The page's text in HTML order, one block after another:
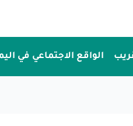
الواقع الاجتماعي في